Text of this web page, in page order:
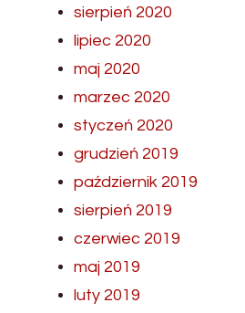
sierpień 2020
lipiec 2020
maj 2020
marzec 2020
styczeń 2020
grudzień 2019
październik 2019
sierpień 2019
czerwiec 2019
maj 2019
luty 2019